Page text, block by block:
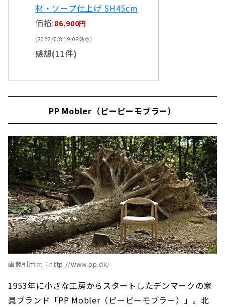
材・ソープ仕上げ SH45cm
価格:86,900円
(2022/7/8 19:08時点)
感想(11件)
PP Mobler（ピーピーモブラー）
画像引用元：http://www.pp.dk/
1953年に小さな工房からスタートしたデンマークの家
具ブランド「PP Mobler（ピーピーモブラー）」。北